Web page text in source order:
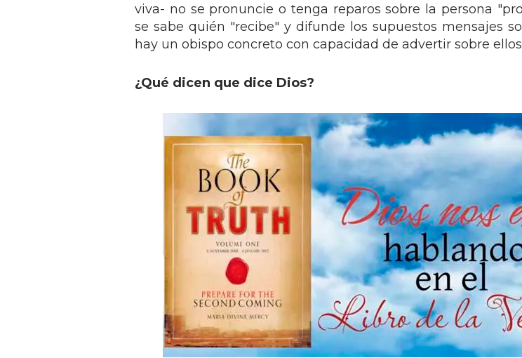
viva- no se pronuncie o tenga reparos sobre la persona
se sabe quién "recibe" y difunde los supuestos mensajes
hay un obispo concreto con capacidad de advertir sobre
¿Qué dicen que dice Dios?